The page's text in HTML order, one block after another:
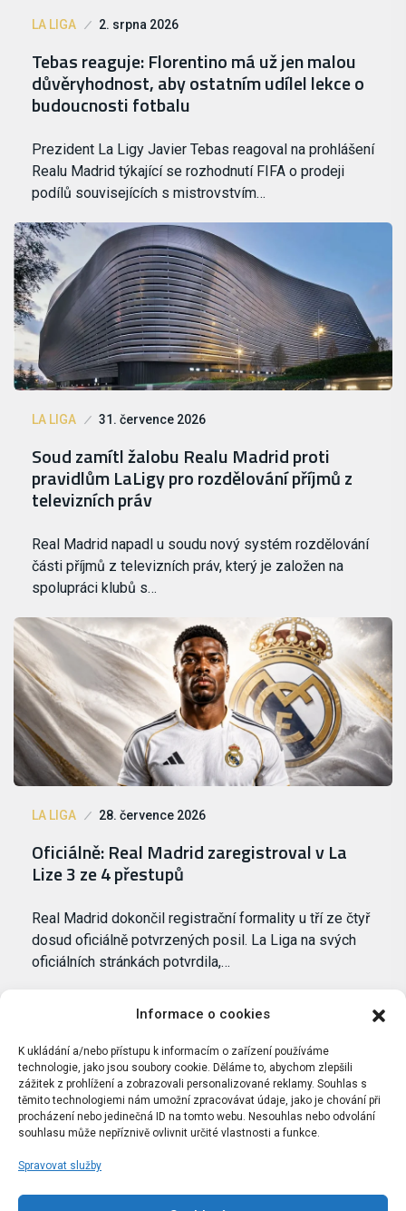
Informace o cookies
K ukládání a/nebo přístupu k informacím o zařízení používáme
technologie, jako jsou soubory cookie. Děláme to, abychom zlepšili
zážitek z prohlížení a zobrazovali personalizované reklamy. Souhlas s
těmito technologiemi nám umožní zpracovávat údaje, jako je chování při
procházení nebo jedinečná ID na tomto webu. Nesouhlas nebo odvolání
souhlasu může nepříznivě ovlivnit určité vlastnosti a funkce.
Spravovat služby
LA LIGA 2. srpna 2026
Tebas reaguje: Florentino má už jen malou
důvěryhodnost, aby ostatním udílel lekce o
budoucnosti fotbalu
Prezident La Ligy Javier Tebas reagoval na prohlášení
Realu Madrid týkající se rozhodnutí FIFA o prodeji
podílů souvisejících s mistrovstvím…
LA LIGA 31. července 2026
Soud zamítl žalobu Realu Madrid proti
pravidlům LaLigy pro rozdělování příjmů z
televizních práv
Real Madrid napadl u soudu nový systém rozdělování
části příjmů z televizních práv, který je založen na
spolupráci klubů s…
LA LIGA 28. července 2026
Oficiálně: Real Madrid zaregistroval v La
Lize 3 ze 4 přestupů
Real Madrid dokončil registrační formality u tří ze čtyř
dosud oficiálně potvrzených posil. La Liga na svých
oficiálních stránkách potvrdila,…